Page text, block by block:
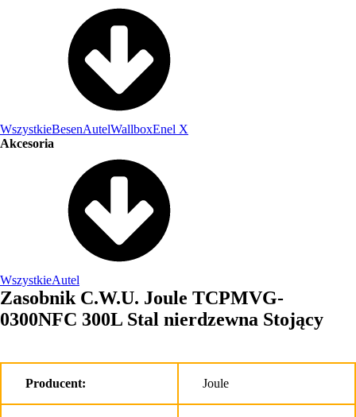
WszystkieBesenAutelWallboxEnel X
Akcesoria
WszystkieAutel
Zasobnik C.W.U. Joule TCPMVG-
0300NFC 300L Stal nierdzewna Stojący
Producent: Joule